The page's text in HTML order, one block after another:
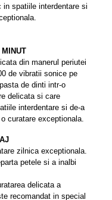
in spatiile interdentare si
din manerul periutei
de vibratii sonice pe
de dinti intr-o
delicata si care
interdentare si de-a
curatare exceptionala.
zilnica exceptionala.
petele si a inalbi
delicata a
recomandat in special